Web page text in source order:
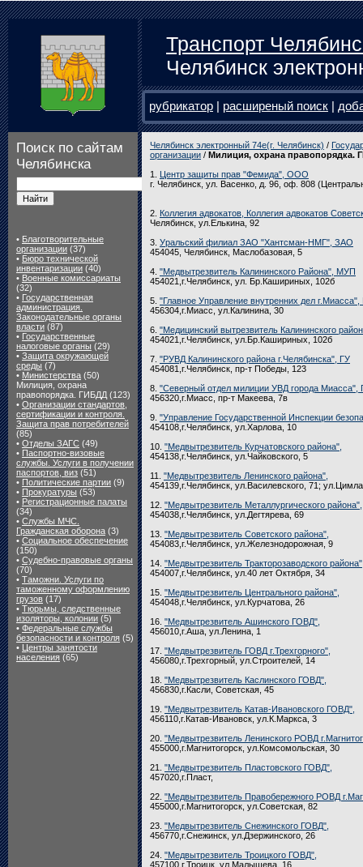
Транспорт
Челябинск
рубрикатор | расширеный поиск |
Поиск по сайтам
Челябинска
• Благотворительные
организации (37)
• Бюро технической
инвентаризации (40)
• Военные комиссариаты
(32)
• Государственная
администрация.
Законодательные органы
власти (87)
• Государственные
налоговые органы (29)
• Защита окружающей
среды (7)
• Министерства (50)
Милиция, охрана
правопорядка. ГИБДД (123)
• Организации стандартов,
сертификации и контроля.
Защита прав потребителей
(85)
• Отделы ЗАГС (49)
• Паспортно-визовые
службы. Услуги в получении
паспортов, виз (51)
• Политические партии (9)
• Прокуратуры (53)
• Регистрационные палаты
(34)
• Службы МЧС.
Гражданская оборона (3)
• Социальное обеспечение
(150)
• Судебно-правовые органы
(70)
• Таможни. Услуги по
таможенному оформлению
грузов (17)
• Тюрьмы, следственные
изоляторы, колонии (5)
• Федеральные службы
безопасности и контроля (5)
• Центры занятости
населения (65)
Челябинск электронный 74e(г. Челябинск) /
организации / Милиция, охрана правопорядка.
1. Центр защиты прав "Фемида", ООО
г. Челябинск, ул. Васенко, д. 96, оф. 808
2. Коллегия адвокатов, Коллегия адвокатов
Челябинск, ул.Елькина, 92
3. Уральский филиал ЗАО "Хантсман-НМГ", ЗАО
454045, Челябинск, Маслобазовая, 5
4. "Медвытрезвитель Калининского Района", МУП
454021,г.Челябинск, ул. Бр.Кашириных, 102б
5. "Главное Управление внутренних дел г.Миасса",
456304,г.Миасс, ул.Калинина, 30
6. "Медицинский вытрезвитель Калининского
454021,г.Челябинск, ул.Бр.Кашириных, 102б
7. "РУВД Калининского района г.Челябинска", ГУ
454081,г.Челябинск, пр-т Победы, 123
8. "Северный отдел милиции УВД города Миасса",
456320,г.Миасс, пр-т Макеева, 7в
9. "Управление Государственной Инспекции
454108,г.Челябинск, ул.Харлова, 10
10. "Медвытрезвитель Курчатовского района",
454138,г.Челябинск, ул.Чайковского, 5
11. "Медвытрезвитель Ленинского района",
454139,г.Челябинск, ул.Василевского, 71;
12. "Медвытрезвитель Металлургического района",
454038,г.Челябинск, ул.Дегтярева, 69
13. "Медвытрезвитель Советского района",
454083,г.Челябинск, ул.Железнодорожная, 9
14. "Медвытрезвитель Тракторозаводского
454007,г.Челябинск, ул.40 лет Октября, 34
15. "Медвытрезвитель Центрального района",
454048,г.Челябинск, ул.Курчатова, 26
16. "Медвытрезвитель Ашинского ГОВД",
456010,г.Аша, ул.Ленина, 1
17. "Медвытрезвитель ГОВД г.Трехгорного",
456080,г.Трехгорный, ул.Строителей, 14
18. "Медвытрезвитель Каслинского ГОВД",
456830,г.Касли, Советская, 45
19. "Медвытрезвитель Катав-Ивановского ГОВД",
456110,г.Катав-Ивановск, ул.К.Маркса, 3
20. "Медвытрезвитель Ленинского РОВД
455000,г.Магнитогорск, ул.Комсомольская, 30
21. "Медвытрезвитель Пластовского ГОВД",
457020,г.Пласт,
22. "Медвытрезвитель Правобережного РОВД
455000,г.Магнитогорск, ул.Советская, 82
23. "Медвытрезвитель Снежинского ГОВД",
456770,г.Снежинск, ул.Дзержинского, 26
24. "Медвытрезвитель Троицкого ГОВД",
457100,г.Троицк, ул.Малышева, 16